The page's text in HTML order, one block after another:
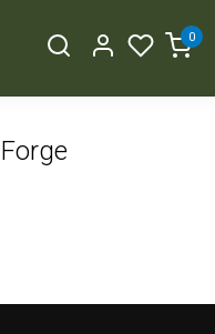
0